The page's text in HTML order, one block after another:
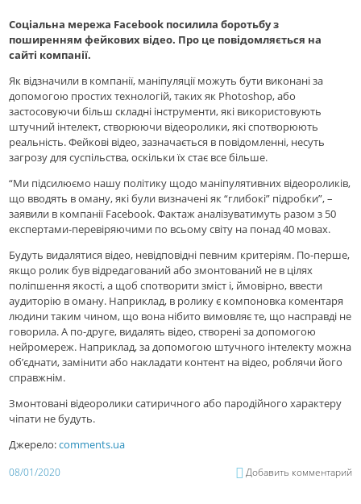
Соціальна мережа Facebook посилила боротьбу з
поширенням фейкових відео. Про це повідомляється на
сайті компанії.
Як відзначили в компанії, маніпуляції можуть бути виконані за
допомогою простих технологій, таких як Photoshop, або
застосовуючи більш складні інструменти, які використовують
штучний інтелект, створюючи відеоролики, які спотворюють
реальність. Фейкові відео, зазначається в повідомленні, несуть
загрозу для суспільства, оскільки їх стає все більше.
“Ми підсилюємо нашу політику щодо маніпулятивних відеороликів,
що вводять в оману, які були визначені як “глибокі” підробки”, –
заявили в компанії Facebook. Фактаж аналізуватимуть разом з 50
експертами-перевіряючими по всьому світу на понад 40 мовах.
Будуть видалятися відео, невідповідні певним критеріям. По-перше,
якщо ролик був відредагований або змонтований не в цілях
поліпшення якості, а щоб спотворити зміст і, ймовірно, ввести
аудиторію в оману. Наприклад, в ролику є компоновка коментаря
людини таким чином, що вона нібито вимовляє те, що насправді не
говорила. А по-друге, видалять відео, створені за допомогою
нейромереж. Наприклад, за допомогою штучного інтелекту можна
об’єднати, замінити або накладати контент на відео, роблячи його
справжнім.
Змонтовані відеоролики сатиричного або пародійного характеру
чіпати не будуть.
Джерело:comments.ua
08/01/2020 Добавить комментарий